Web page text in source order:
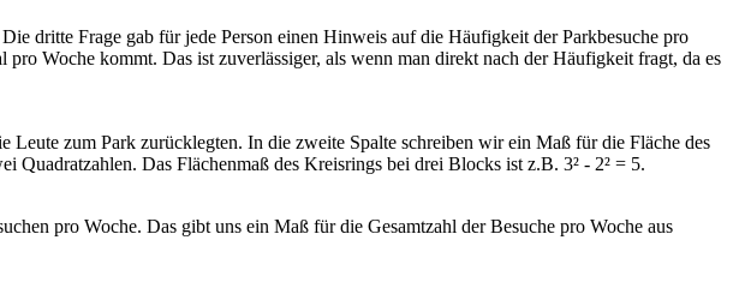
dritte Frage gab für jede Person einen Hinweis auf die Häufigkeit der Parkbesuche pro
Woche kommt. Das ist zuverlässiger, als wenn man direkt nach der Häufigkeit fragt, da es
zum Park zurücklegten. In die zweite Spalte schreiben wir ein Maß für die Fläche des
Das Flächenmaß des Kreisrings bei drei Blocks ist z.B. 3² - 2² = 5.
pro Woche. Das gibt uns ein Maß für die Gesamtzahl der Besuche pro Woche aus